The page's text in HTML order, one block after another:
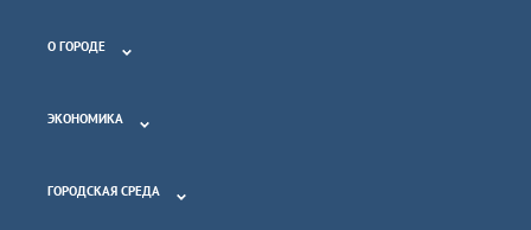
О ГОРОДЕ
ЭКОНОМИКА
ГОРОДСКАЯ СРЕДА